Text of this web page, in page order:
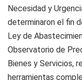
Necesidad y
determinaron el fin
Ley de
Observatorio de
Bienes y Servicios,
herramientas